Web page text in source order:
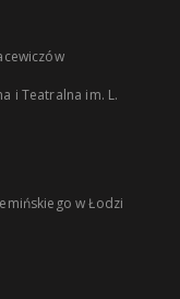
i Teatralna im. L.
w Łodzi